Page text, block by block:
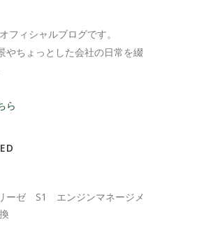
フィシャルブログです。
やちょっとした会社の日常を綴
ら
ーゼ S1 エンジンマネージメ